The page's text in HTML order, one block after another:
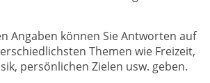
Angaben können Sie Antworten auf
Themen wie Freizeit,
persönlichen Zielen usw. geben.